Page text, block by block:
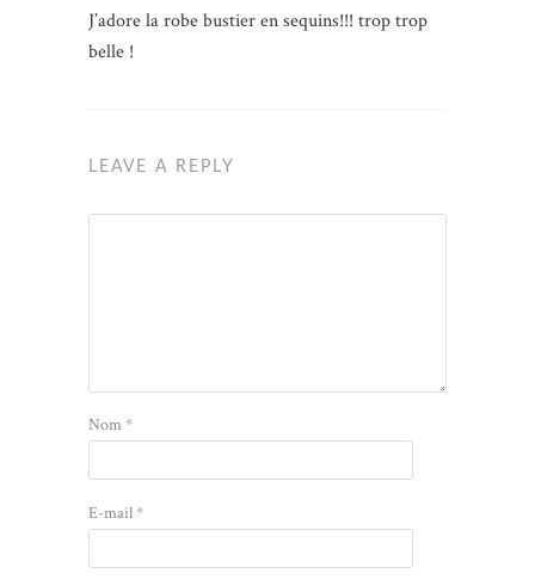
J’adore la robe bustier en sequins!!! trop trop
belle !
LEAVE A REPLY
Nom*
E-mail*